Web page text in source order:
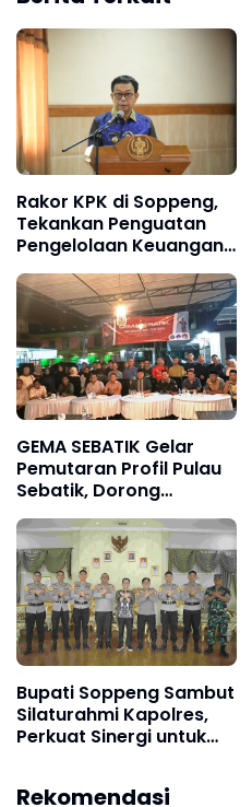
Rakor KPK di Soppeng,
Tekankan Penguatan
Pengelolaan Keuangan
Daerah
GEMA SEBATIK Gelar
Pemutaran Profil Pulau
Sebatik, Dorong
Harmonisasi Lintas
Sektor Menuju Sebatik
Berdaya
Bupati Soppeng Sambut
Silaturahmi Kapolres,
Perkuat Sinergi untuk
Rekomendasi